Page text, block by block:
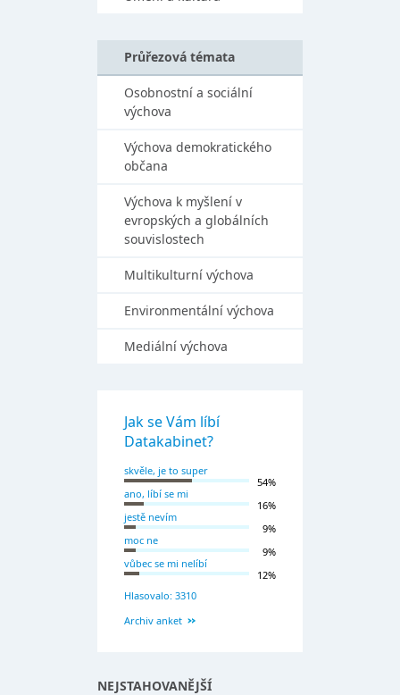
Průřezová témata
Osobnostní a sociální
výchova
Výchova demokratického
občana
Výchova k myšlení v
evropských a globálních
souvislostech
Multikulturní výchova
Environmentální výchova
Mediální výchova
Jak se Vám líbí
Datakabinet?
skvěle, je to super
54%
ano, líbí se mi
16%
jestě nevím
9%
moc ne
9%
vůbec se mi nelíbí
12%
Hlasovalo: 3310
Archiv anket
NEJSTAHOVANĚJŠÍ